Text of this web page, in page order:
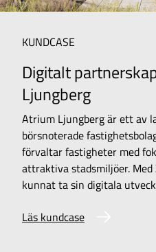
KUNDCASE
Digitalt
Ljungberg
Atrium Ljungberg är ett av
börsnoterade
förvaltar fastigheter med
attraktiva stadsmiljöer.
kunnat ta sin digitala
Läs kundcase